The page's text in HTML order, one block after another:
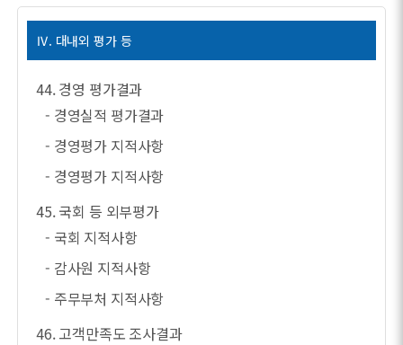
Ⅳ. 대내외 평가 등
44. 경영 평가결과
- 경영실적 평가결과
- 경영평가 지적사항
- 경영평가 지적사항
45. 국회 등 외부평가
- 국회 지적사항
- 감사원 지적사항
- 주무부처 지적사항
46. 고객만족도 조사결과